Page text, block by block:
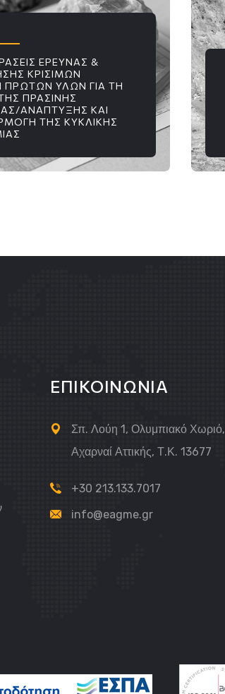
ΈΡΕΥΝΑΣ &
ΚΡΊΣΙΜΩΝ
ΥΛΏΝ ΓΙΑ ΤΗ
ΠΡΆΣΙΝΗΣ
ΑΝΆΠΤΥΞΗΣ ΚΑΙ
ΤΗΣ ΚΥΚΛΙΚΉΣ
ΕΠΙΚΟΙΝΩΝΙΑ
Σπ. Λούη 1, Ολυμπιακό Χωριό,
Αχαρναί Αττικής, Τ.Κ. 13677
+30 213.133.7017
info@eagme.gr